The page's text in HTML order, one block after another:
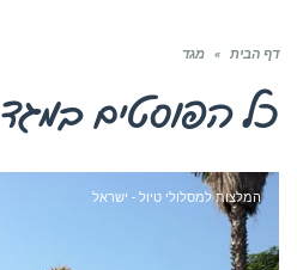
דף הבית » מגד
כל הפוסטים במגד
המלצות למסלולי טיול - ישראל